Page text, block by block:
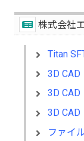
株式会社
Titan
3D CAD
3D
3D
ファイ